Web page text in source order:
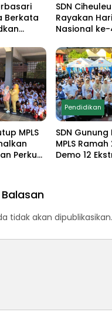
Berkata
SDN
Rayakan
Nasional
Lomba
Cetak
Berprestasi
MPLS
Perkuat
Pendidikan
SDN
MPLS
Demo 12
tidak akan dipublikasikan.